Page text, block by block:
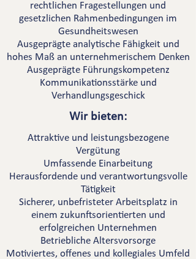
rechtlichen Fragestellungen und
gesetzlichen Rahmenbedingungen im
Gesundheitswesen
Ausgeprägte analytische Fähigkeit und
hohes Maß an unternehmerischem Denken
Ausgeprägte Führungskompetenz
Kommunikationsstärke und
Verhandlungsgeschick
Wir bieten:
Attraktive und leistungsbezogene
Vergütung
Umfassende Einarbeitung
Herausfordende und verantwortungsvolle
Tätigkeit
Sicherer, unbefristeter Arbeitsplatz in
einem zukunftsorientierten und
erfolgreichen Unternehmen
Betriebliche Altersvorsorge
Motiviertes, offenes und kollegiales Umfeld